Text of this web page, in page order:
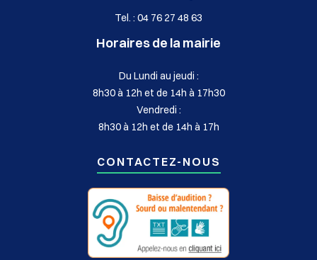
Tel. : 04 76 27 48 63
Horaires de la mairie
Du Lundi au jeudi :
8h30 à 12h et de 14h à 17h30
Vendredi :
8h30 à 12h et de 14h à 17h
CONTACTEZ-NOUS